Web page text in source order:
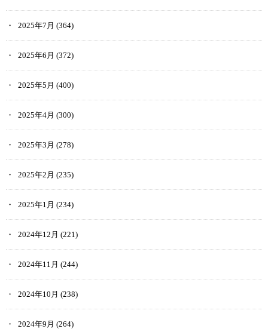
2025年7月 (364)
2025年6月 (372)
2025年5月 (400)
2025年4月 (300)
2025年3月 (278)
2025年2月 (235)
2025年1月 (234)
2024年12月 (221)
2024年11月 (244)
2024年10月 (238)
2024年9月 (264)